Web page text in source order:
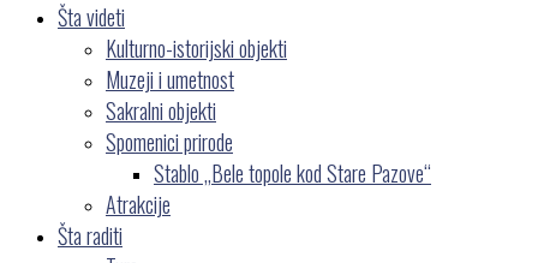
Šta videti
Kulturno-istorijski objekti
Muzeji i umetnost
Sakralni objekti
Spomenici prirode
Stablo „Bele topole kod Stare Pazove“
Atrakcije
Šta raditi